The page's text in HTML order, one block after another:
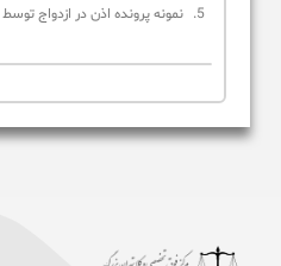
نمونه پرونده اذن در ازدواج